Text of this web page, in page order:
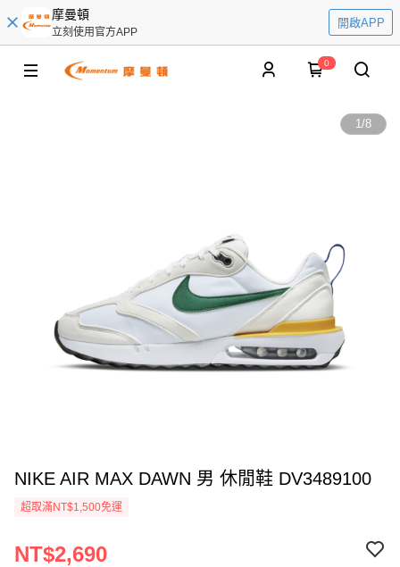
摩曼頓
立刻使用官方APP
開啟APP
0
1/8
NIKE AIR MAX DAWN 男 休閒鞋 DV3489100
超取滿NT$1,500免運
NT$2,690